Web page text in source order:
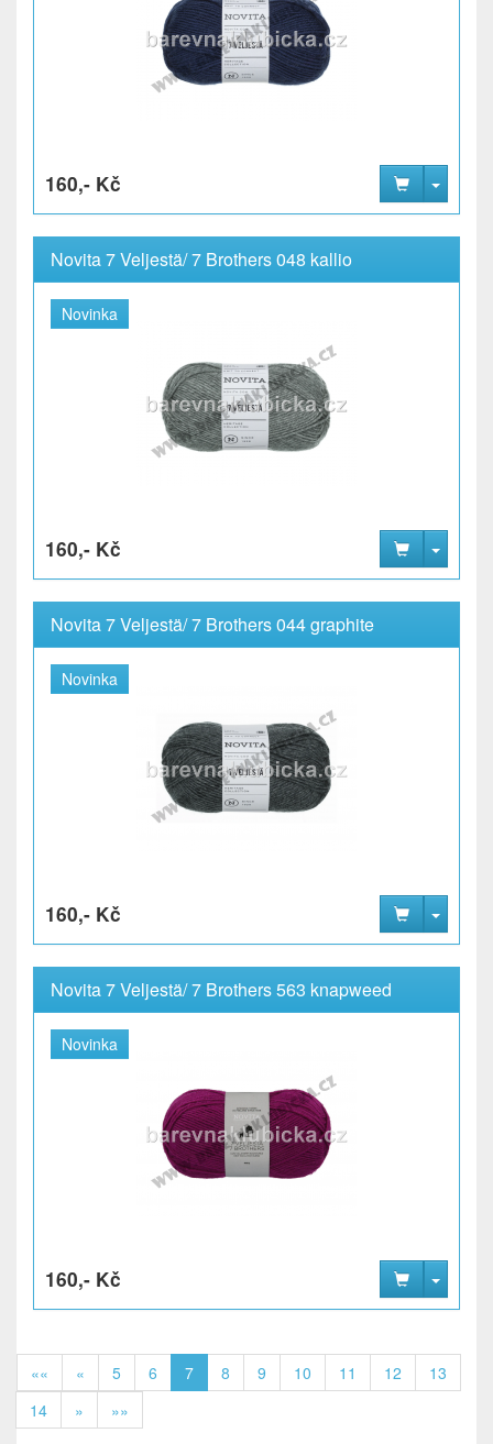
160,- Kč
Novita 7 Veljestä/ 7 Brothers 048 kallio
Novinka
160,- Kč
Novita 7 Veljestä/ 7 Brothers 044 graphite
Novinka
160,- Kč
Novita 7 Veljestä/ 7 Brothers 563 knapweed
Novinka
160,- Kč
«« « 5 6 7 8 9 10 11 12
13
14
» »»